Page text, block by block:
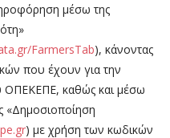
μέσω της
FarmersTab), κάνοντας
που έχουν για την
ΟΠΕΚΕΠΕ, καθώς και μέσω
«Δημοσιοποίηση
) με χρήση των κωδικών